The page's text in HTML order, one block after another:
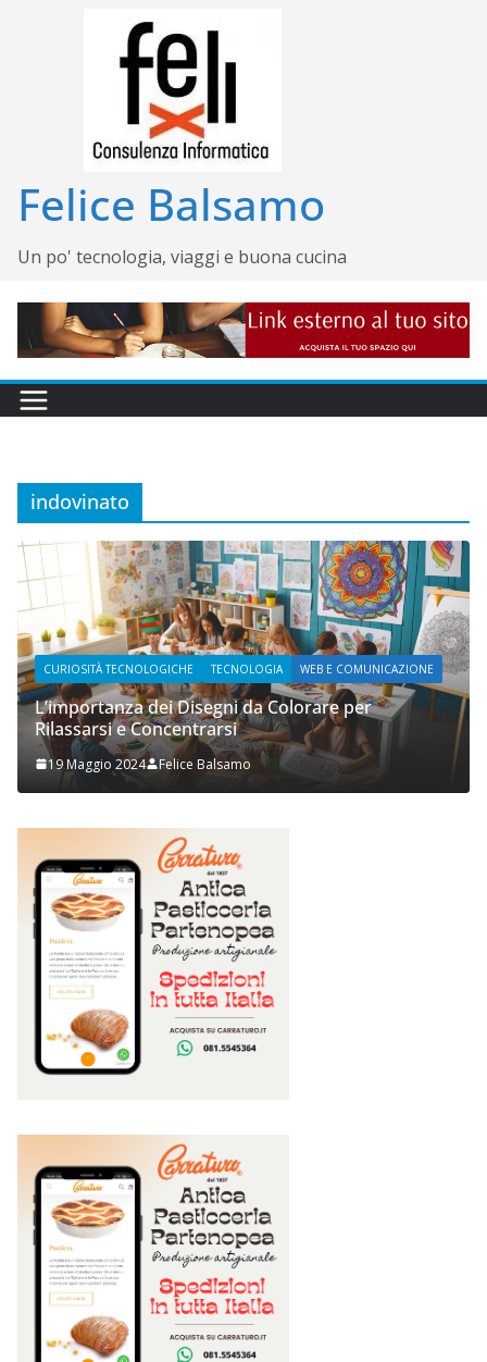
Felice Balsamo
Un po' tecnologia, viaggi e buona cucina
indovinato
CURIOSITÀ TECNOLOGICHE TECNOLOGIA WEB E COMUNICAZIONE
L’importanza dei Disegni da Colorare per
Rilassarsi e Concentrarsi
19 Maggio 2024 Felice Balsamo